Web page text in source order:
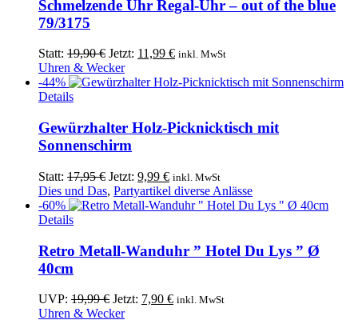
Schmelzende Uhr Regal-Uhr – out of the blue
79/3175
Statt: 19,90€ Ursprünglicher
Preis
war:
Jetzt: 11,99 €Aktueller
ist:
inkl. MwSt
Uhren & Wecker
-44%
Details
Gewürzhalter Holz-Picknicktisch mit
Sonnenschirm
Statt: 17,95€ Ursprünglicher
Preis
war:
Jetzt: 9,99 €Aktueller
Preis
ist:
inkl. MwSt
Dies und Das, Partyartikel diverse Anlässe
-60%
Details
Retro Metall-Wanduhr ” Hotel Du Lys ” Ø
40cm
UVP: 19,99€ Ursprünglicher
Preis
Jetzt: 7,90 €Aktueller
inkl. MwSt
Uhren & Wecker